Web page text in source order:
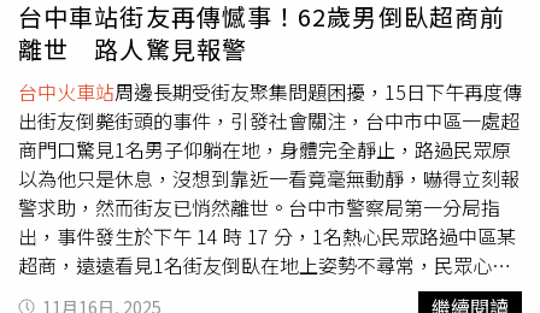
台中車站街友再傳憾事！62歲男倒臥超商前
離世 路人驚見報警
台中火車站周邊長期受街友聚集問題困擾，15日下午再度傳
出街友倒斃街頭的事件，引發社會關注，台中市中區一處超
商門口驚見1名男子仰躺在地，身體完全靜止，路過民眾原
以為他只是休息，沒想到靠近一看竟毫無動靜，嚇得立刻報
警求助，然而街友已悄然離世。台中市警察局第一分局指
出，事件發生於下午 14 時 17 分，1名熱心民眾路過中區某
超商，遠遠看見1名街友倒臥在地上姿勢不尋常，民眾心生
警覺，上前查看後發現對方沒有反應，立即撥打 119，請消
11月16日, 2025 繼續閱讀